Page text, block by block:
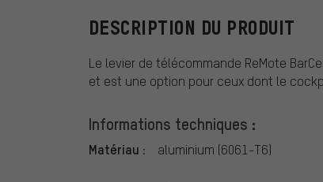
DESCRIPTION DU PRODUIT
Le levier de télécommande ReMote
et est une option pour ceux dont le
Informations techniques :
Matériau : aluminium (6061-T6)